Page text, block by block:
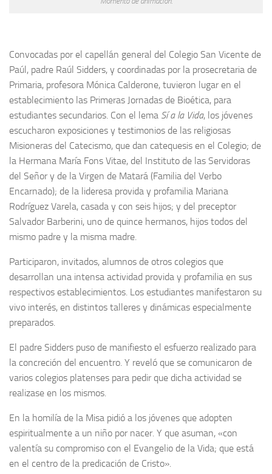
Convocadas por el capellán general del Colegio San Vicente de
Paúl, padre Raúl Sidders, y coordinadas por la prosecretaria de
Primaria, profesora Mónica Calderone, tuvieron lugar en el
establecimiento las Primeras Jornadas de Bioética, para
estudiantes secundarios. Con el lema Sí a la Vida, los jóvenes
escucharon exposiciones y testimonios de las religiosas
Misioneras del Catecismo, que dan catequesis en el Colegio; de
la Hermana María Fons Vitae, del Instituto de las Servidoras
del Señor y de la Virgen de Matará (Familia del Verbo
Encarnado); de la lideresa provida y profamilia Mariana
Rodríguez Varela, casada y con seis hijos; y del preceptor
Salvador Barberini, uno de quince hermanos, hijos todos del
mismo padre y la misma madre.
Participaron, invitados, alumnos de otros colegios que
desarrollan una intensa actividad provida y profamilia en sus
respectivos establecimientos. Los estudiantes manifestaron su
vivo interés, en distintos talleres y dinámicas especialmente
preparados.
El padre Sidders puso de manifiesto el esfuerzo realizado para
la concreción del encuentro. Y reveló que se comunicaron de
varios colegios platenses para pedir que dicha actividad se
realizase en los mismos.
En la homilía de la Misa pidió a los jóvenes que adopten
espiritualmente a un niño por nacer. Y que asuman, «con
valentía su compromiso con el Evangelio de la Vida; que está
en el centro de la predicación de Cristo».